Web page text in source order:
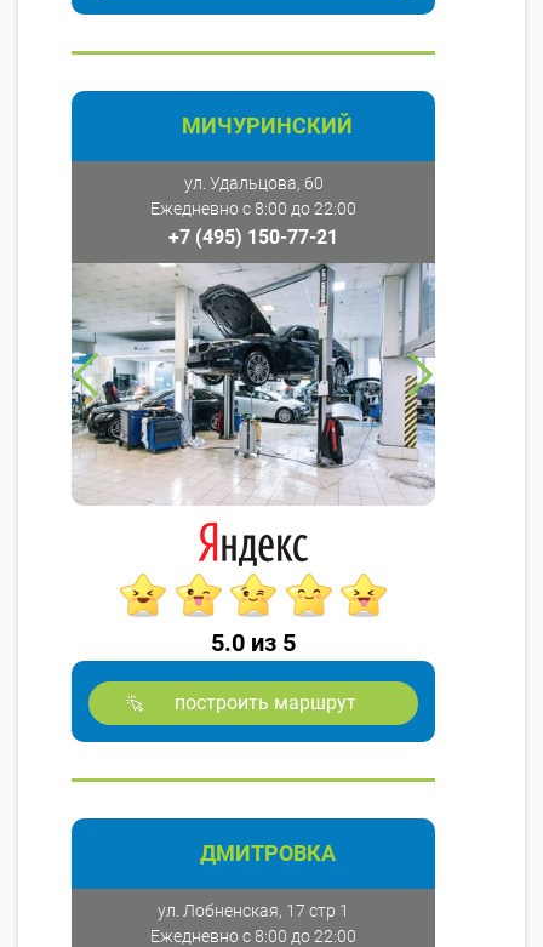
МИЧУРИНСКИЙ
ул. Удальцова, 60
Ежедневно с 8:00 до 22:00
+7 (495) 150-77-21
5.0 из 5
построить маршрут
ДМИТРОВКА
ул. Лобненская, 17 стр 1
Ежедневно с 8:00 до 22:00